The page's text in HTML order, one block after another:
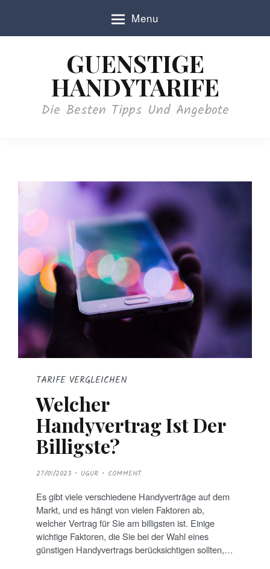
Menu
GUENSTIGE
HANDYTARIFE
Die Besten Tipps Und Angebote
TARIFE VERGLEICHEN
Welcher
Handyvertrag Ist Der
Billigste?
P
O
T
E
D
O
N
27/01/2023 UGUR COMMENT
Es gibt viele verschiedene Handyverträge auf dem
Markt, und es hängt von vielen Faktoren ab,
welcher Vertrag für Sie am billigsten ist. Einige
wichtige Faktoren, die Sie bei der Wahl eines
günstigen Handyvertrags berücksichtigen sollten,…